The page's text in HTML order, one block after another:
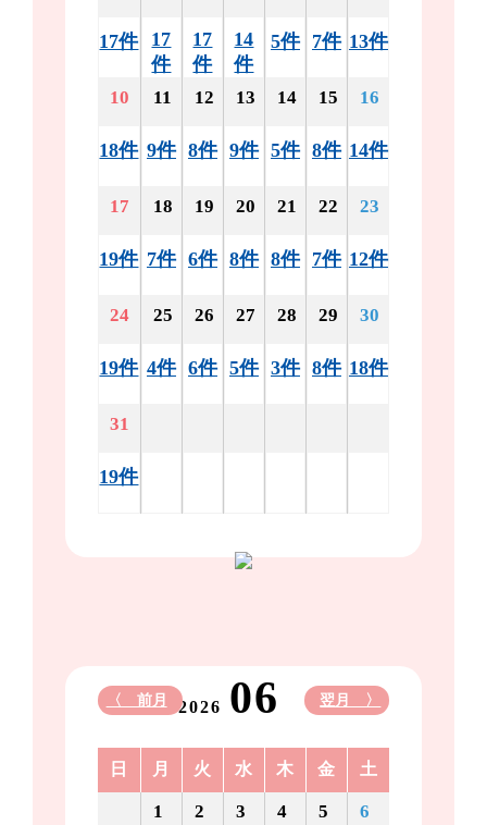
17件
17
件
17
件
14
件
5件 7件 13件
10
18件
11
9件
12
8件
13
9件
14
5件
15
8件
16
14件
17
19件
18
7件
19
6件
20
8件
21
8件
22
7件
23
12件
24
19件
25
4件
26
6件
27
5件
28
3件
29
8件
30
18件
31
19件
2026 06
〈 前月 翌月 〉
日 月 火 水 木 金 土
1 2 3 4 5 6